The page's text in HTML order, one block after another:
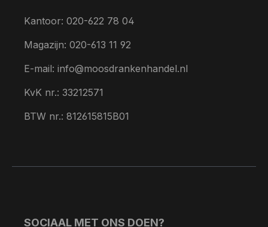
Kantoor: 020-622 78 04
Magazijn: 020-613 11 92
E-mail: info@moosdrankenhandel.nl
KvK nr.: 33212571
BTW nr.: 812615815B01
SOCIAAL MET ONS DOEN?